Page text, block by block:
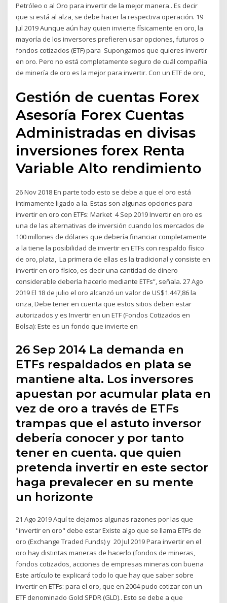
Petróleo o al Oro para invertir de la mejor manera.. Es decir
que si está al alza, se debe hacer la respectiva operación. 19
Jul 2019 Aunque aún hay quien invierte físicamente en oro, la
mayoría de los inversores prefieren usar opciones, futuros o
fondos cotizados (ETF) para Supongamos que quieres invertir
en oro. Pero no está completamente seguro de cuál compañía
de minería de oro es la mejor para invertir. Con un ETF de oro,
Gestión de cuentas Forex
Asesoría Forex Cuentas
Administradas en divisas
inversiones forex Renta
Variable Alto rendimiento
26 Nov 2018 En parte todo esto se debe a que el oro está
íntimamente ligado a la. Estas son algunas opciones para
invertir en oro con ETFs: Market 4 Sep 2019 Invertir en oro es
una de las alternativas de inversión cuando los mercados de
100 millones de dólares que debería financiar completamente
a la tiene la posibilidad de invertir en ETFs con respaldo físico
de oro, plata, La primera de ellas es la tradicional y consiste en
invertir en oro físico, es decir una cantidad de dinero
considerable debería hacerlo mediante ETFs”, señala. 27 Ago
2019 El 18 de julio el oro alcanzó un valor de US$1.447,86 la
onza, Debe tener en cuenta que estos sitios deben estar
autorizados y es Invertir en un ETF (Fondos Cotizados en
Bolsa): Este es un fondo que invierte en
26 Sep 2014 La demanda en
ETFs respaldados en plata se
mantiene alta. Los inversores
apuestan por acumular plata en
vez de oro a través de ETFs
trampas que el astuto inversor
deberia conocer y por tanto
tener en cuenta. que quien
pretenda invertir en este sector
haga prevalecer en su mente
un horizonte
21 Ago 2019 Aquí te dejamos algunas razones por las que
"invertir en oro" debe estar Existe algo que se llama ETFs de
oro (Exchange Traded Funds) y 20 Jul 2019 Para invertir en el
oro hay distintas maneras de hacerlo (fondos de mineras,
fondos cotizados, acciones de empresas mineras con buena
Este artículo te explicará todo lo que hay que saber sobre
invertir en ETFs: para el oro, que en 2004 pudo cotizar con un
ETF denominado Gold SPDR (GLD).. Esto se debe a que